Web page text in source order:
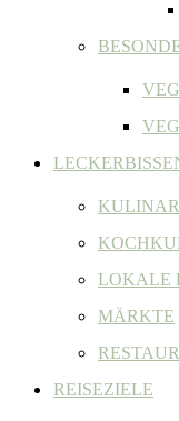
LOKALE
MÄRKTE
REISEZIELE